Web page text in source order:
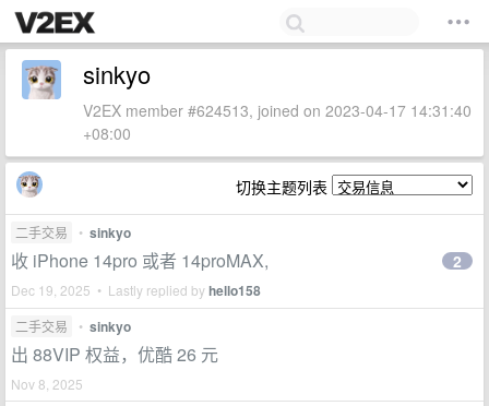
sinkyo
V2EX member #624513, joined on 2023-04-17 14:31:40
+08:00
切换主题列表
二手交易 • sinkyo
收 iPhone 14pro 或者 14proMAX,
Dec 19, 2025 • Lastly replied byhello158
2
二手交易 • sinkyo
出 88VIP 权益，优酷 26 元
Nov 8, 2025